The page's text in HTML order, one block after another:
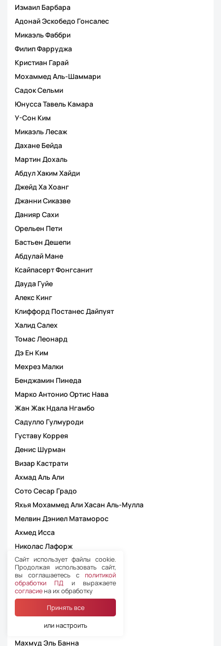
Измаил Барбара
Адонай Эскобедо Гонсалес
Микаэль Фаббри
Филип Фарруджа
Кристиан Гарай
Мохаммед Аль-Шаммари
Садок Сельми
Юнусса Тавель Камара
У-Сон Ким
Микаэль Лесаж
Дахане Бейда
Мартин Дохаль
Абдул Хаким Хайди
Джейд Ха Хоанг
Джанни Сиказве
Данияр Сахи
Орельен Пети
Бастьен Дешепи
Абдулай Мане
Ксайпасерт Фонгсанит
Дауда Гуйе
Алекс Кинг
Клиффорд Постанес Дайпуят
Халид Салех
Томас Леонард
Дэ Ен Ким
Мехрез Малки
Бенджамин Пинеда
Марко Антонио Ортис Нава
Жан Жак Ндала Нгамбо
Садулло Гулмуроди
Густаву Коррея
Денис Шурман
Визар Кастрати
Ахмад Аль Али
Сото Сесар Градо
Яхья Мохаммед Али Хасан Аль-Мулла
Мелвин Дэниел Матаморос
Ахмед Исса
Николас Лафорж
Ахмед Абу Бакар Саид Аль Каф
Хрисовалантис Теули
Султан Мохаммед
Халед Аль-Терис
Флавио Родригес Де Соуза
Юджин Джая
Махмуд Эль Банна
Сайт использует файлы cookie.
Продолжая использовать сайт,
вы соглашаетесь с политикой
обработки ПД и выражаете
согласие на их обработку
Принять все
или настроить